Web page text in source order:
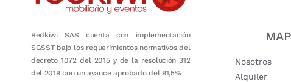
Redkiwi SAS cuenta con implementación
SGSST bajo los requerimientos normativos del
decreto 1072 del 2015 y de la resolución 312
del 2019 con un avance aprobado del 91,5%
Nosotros
Alquiler